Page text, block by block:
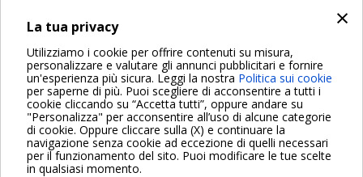
×
La tua privacy
Utilizziamo i cookie per offrire contenuti su misura,
personalizzare e valutare gli annunci pubblicitari e fornire
un'esperienza più sicura. Leggi la nostra Politica sui cookie
per saperne di più. Puoi scegliere di acconsentire a tutti i
cookie cliccando su “Accetta tutti”, oppure andare su
"Personalizza" per acconsentire all’uso di alcune categorie
di cookie. Oppure cliccare sulla (X) e continuare la
navigazione senza cookie ad eccezione di quelli necessari
per il funzionamento del sito. Puoi modificare le tue scelte
in qualsiasi momento.
Dab Pumps Spa © Via Marco Polo, 14 Mestrino
Padova - Italy Tel. +39.049.5125000 Fax
+39.049.5125950
P.I. 03675230282 - R.E.A. Padova N. 328200- Cap.
Soc. Euro €10.000.000 i.v.